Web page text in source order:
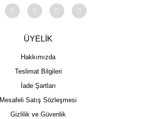
ÜYELİK
Hakkımızda
Teslimat Bilgileri
İade Şartları
Mesafeli Satış Sözleşmesi
Gizlilik ve Güvenlik